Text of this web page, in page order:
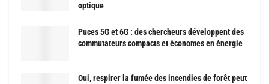
optique
Puces 5G et 6G : des chercheurs développent des
commutateurs compacts et économes en énergie
Oui, respirer la fumée des incendies de forêt peut